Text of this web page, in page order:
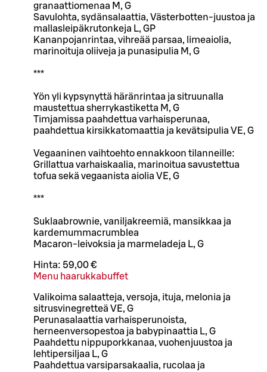
granaattiomenaa M, G
Savulohta, sydänsalaattia, Västerbotten-juustoa ja
mallasleipäkrutonkeja L, GP
Kananpojanrintaa, vihreää parsaa, limeaiolia,
marinoituja oliiveja ja punasipulia M, G
***
Yön yli kypsynyttä häränrintaa ja sitruunalla
maustettua sherrykastiketta M, G
Timjamissa paahdettua varhaisperunaa,
paahdettua kirsikkatomaattia ja kevätsipulia VE, G
Vegaaninen vaihtoehto ennakkoon tilanneille:
Grillattua varhaiskaalia, marinoitua savustettua
tofua sekä vegaanista aiolia VE, G
***
Suklaabrownie, vaniljakreemiä, mansikkaa ja
kardemummacrumblea
Macaron-leivoksia ja marmeladeja L, G
Hinta: 59,00 €
Menu haarukkabuffet
Valikoima salaatteja, versoja, ituja, melonia ja
sitrusvinegretteä VE, G
Perunasalaattia varhaisperunoista,
herneenversopestoa ja babypinaattia L, G
Paahdettu nippuporkkanaa, vuohenjuustoa ja
lehtipersiljaa L, G
Paahdettua varsiparsakaalia, rucolaa ja